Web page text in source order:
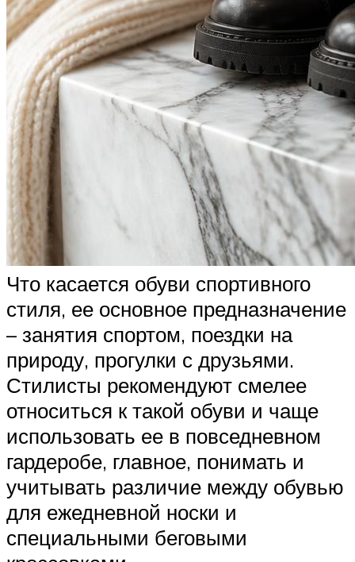
Что касается обуви спортивного
стиля, ее основное предназначение
– занятия спортом, поездки на
природу, прогулки с друзьями.
Стилисты рекомендуют смелее
относиться к такой обуви и чаще
использовать ее в повседневном
гардеробе, главное, понимать и
учитывать различие между обувью
для ежедневной носки и
специальными беговыми